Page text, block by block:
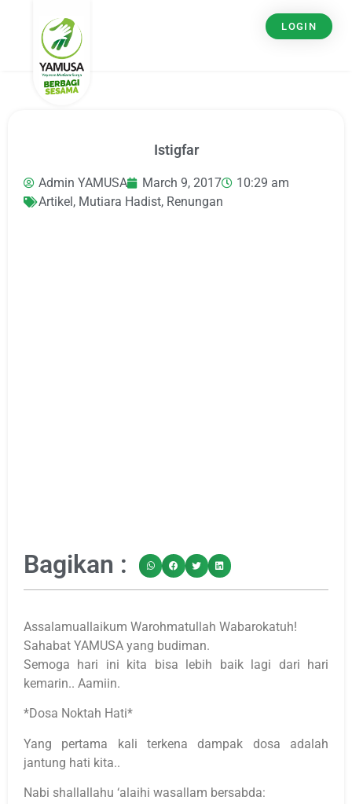
LOGIN
Istigfar
Admin YAMUSA March 9, 2017
10:29 am
Artikel, Mutiara Hadist, Renungan
Bagikan :
Assalamuallaikum Warohmatullah Wabarokatuh!
Sahabat YAMUSA yang budiman.
Semoga hari ini kita bisa lebih baik lagi dari hari
kemarin.. Aamiin.
*Dosa Noktah Hati*
Yang pertama kali terkena dampak dosa adalah
jantung hati kita..
Nabi shallallahu ‘alaihi wasallam bersabda: